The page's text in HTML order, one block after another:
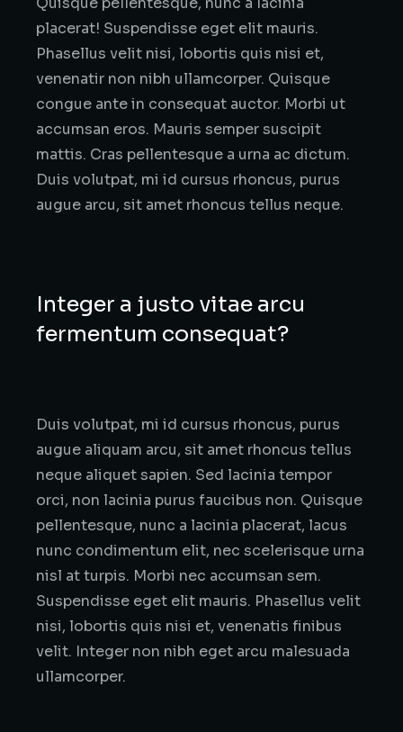
placerat! Suspendisse eget elit mauris.
Phasellus velit nisi, lobortis quis nisi et,
venenatir non nibh ullamcorper. Quisque
congue ante in consequat auctor. Morbi ut
accumsan eros. Mauris semper suscipit
mattis. Cras pellentesque a urna ac dictum.
Duis volutpat, mi id cursus rhoncus, purus
augue arcu, sit amet rhoncus tellus neque.
Integer a justo vitae arcu
fermentum consequat?
Duis volutpat, mi id cursus rhoncus, purus
augue aliquam arcu, sit amet rhoncus tellus
neque aliquet sapien. Sed lacinia tempor
orci, non lacinia purus faucibus non. Quisque
pellentesque, nunc a lacinia placerat, lacus
nunc condimentum elit, nec scelerisque urna
nisl at turpis. Morbi nec accumsan sem.
Suspendisse eget elit mauris. Phasellus velit
nisi, lobortis quis nisi et, venenatis finibus
velit. Integer non nibh eget arcu malesuada
ullamcorper.